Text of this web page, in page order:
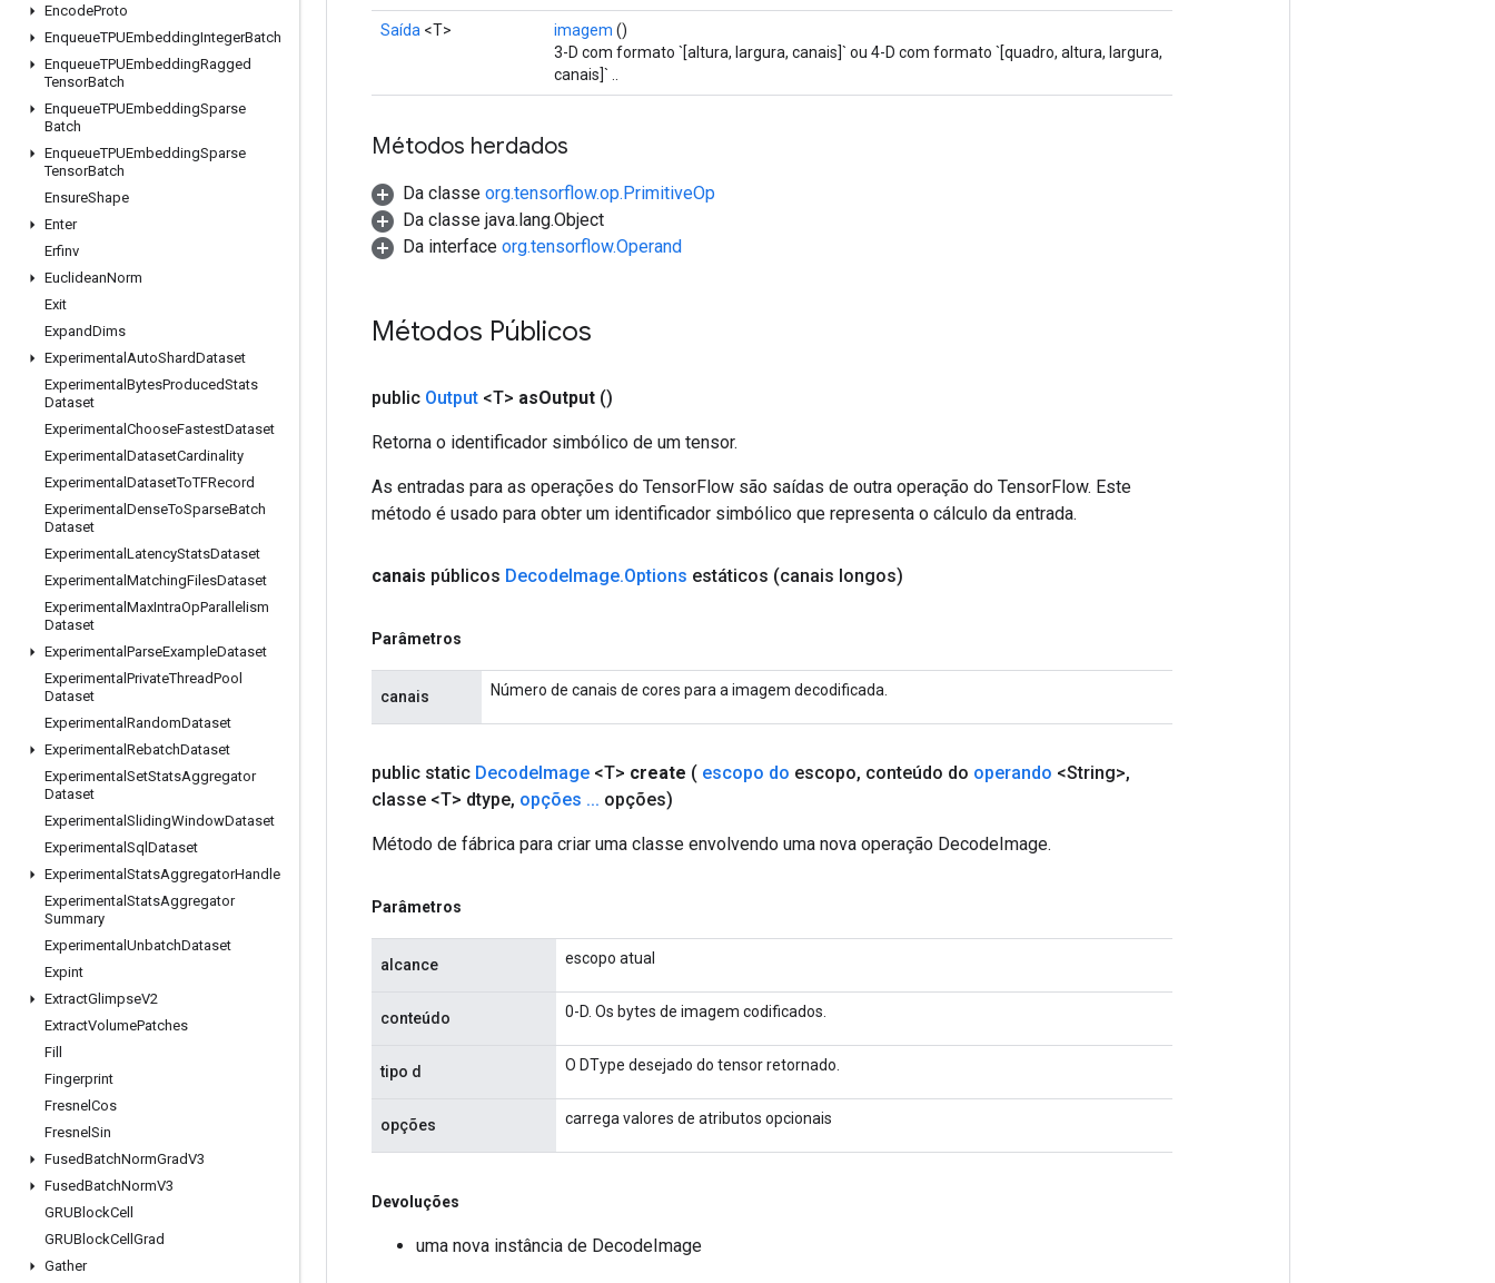
EncodeProto
EnqueueTPUEmbeddingIntegerBatch
EnqueueTPUEmbeddingRagged
TensorBatch
EnqueueTPUEmbeddingSparse
Batch
EnqueueTPUEmbeddingSparse
TensorBatch
EnsureShape
Enter
Erfinv
EuclideanNorm
Exit
ExpandDims
Experimental AutoShardDataset
Experimental BytesProducedStats
Dataset
Experimental ChooseFastestDataset
Experimental DatasetCardinality
Experimental DatasetToTFRecord
Experimental DenseToSparseBatch
Dataset
Experimental LatencyStatsDataset
Experimental MatchingFilesDataset
Experimental MaxIntraOpParallelism
Dataset
Experimental ParseExampleDataset
Experimental PrivateThreadPool
Dataset
Experimental RandomDataset
Experimental RebatchDataset
Experimental SetStatsAggregator
Dataset
Experimental SlidingWindowDataset
Experimental Sql Dataset
Experimental StatsAggregatorHandle
Experimental StatsAggregator
Summary
Experimental UnbatchDataset
Expint
ExtractGlimpseV2
ExtractVolumePatches
Fill
Fingerprint
Fresnel Cos
Fresnel Sin
FusedBatchNormGradV3
FusedBatchNormV3
GRUBlockCell
GRUBlockCell Grad
Gather
Saída <T> imagem ()
3-D com formato `[altura, largura, canais]` ou 4-D com formato `[quadro, altura, largura,
canais]` ..
Métodos herdados
Da classe org.tensorflow.op.PrimitiveOp
Da classe java.lang.Object
Da interface org.tensorflow.Operand
Métodos Públicos
public Output <T> asOutput ()
Retorna o identificador simbólico de um tensor.
As entradas para as operações do TensorFlow são saídas de outra operação do TensorFlow. Este
método é usado para obter um identificador simbólico que representa o cálculo da entrada.
canais públicos DecodeImage.Options estáticos (canais longos)
Parâmetros
canais Número de canais de cores para a imagem decodificada.
public static DecodeImage <T> create ( escopo do escopo, conteúdo do operando <String>,
classe <T> dtype, opções ... opções)
Método de fábrica para criar uma classe envolvendo uma nova operação DecodeImage.
Parâmetros
alcance escopo atual
conteúdo 0-D. Os bytes de imagem codificados.
tipo d O DType desejado do tensor retornado.
opções carrega valores de atributos opcionais
Devoluções
uma nova instância de DecodeImage